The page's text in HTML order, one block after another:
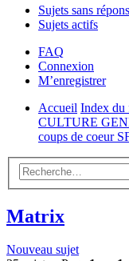
Sujets sans
Sujets actifs
FAQ
Connexion
M’enregistrer
Accueil Index du
CULTURE
coups de coeur
Matrix
Nouveau sujet